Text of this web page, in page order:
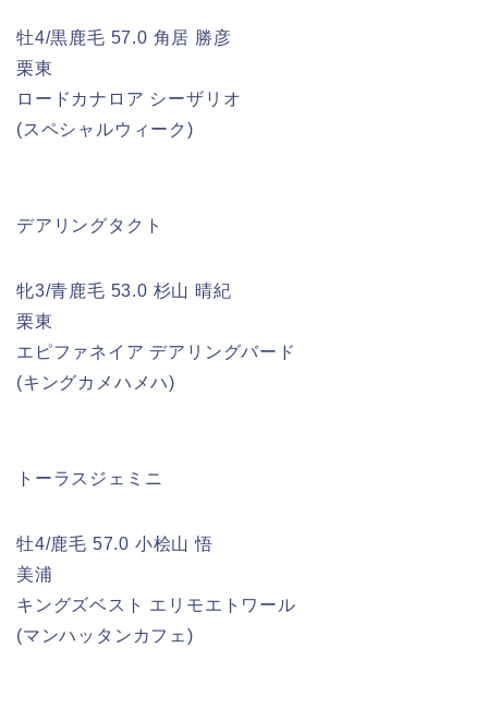
牡4/黒鹿毛 57.0 角居 勝彦
栗東
ロードカナロア シーザリオ
(スペシャルウィーク)
デアリングタクト
牝3/青鹿毛 53.0 杉山 晴紀
栗東
エピファネイア デアリングバード
(キングカメハメハ)
トーラスジェミニ
牡4/鹿毛 57.0 小桧山 悟
美浦
キングズベスト エリモエトワール
(マンハッタンカフェ)